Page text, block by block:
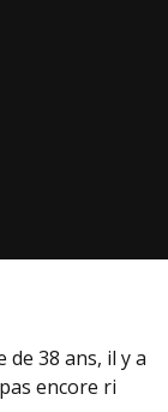
de 38 ans, il y a
encore ri